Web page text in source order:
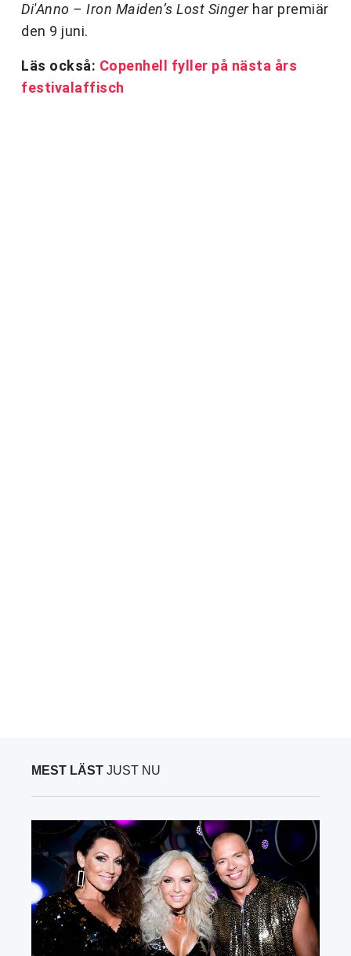
Di'Anno – Iron Maiden’s Lost Singerhar premiär
den 9 juni.
Läs också: Copenhell fyller på nästa års
festivalaffisch
MEST LÄST JUST NU